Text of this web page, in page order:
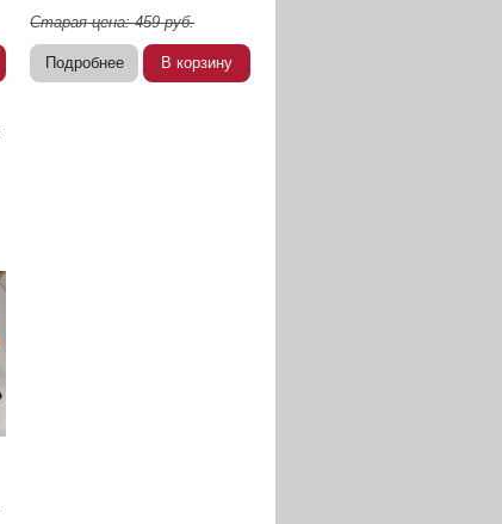
Старая цена:459руб.
Подробнее В корзину